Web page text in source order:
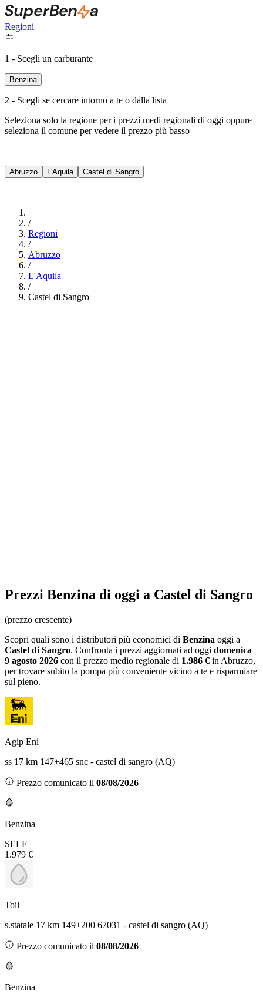
Regioni
1 - Scegli un carburante
Benzina
2 - Scegli se cercare intorno a te o dalla lista
Seleziona solo la regione per i prezzi medi regionali di oggi oppure
seleziona il comune per vedere il prezzo più basso
Abruzzo L'Aquila Castel di Sangro
/
Regioni
/
Abruzzo
/
L'Aquila
/
Castel di Sangro
Prezzi Benzina di oggi a Castel di Sangro
(prezzo crescente)
Scopri quali sono i distributori più economici di Benzina oggi a
Castel di Sangro. Confronta i prezzi aggiornati ad oggi domenica
9 agosto 2026 con il prezzo medio regionale di 1.986 € in Abruzzo,
per trovare subito la pompa più conveniente vicino a te e risparmiare
sul pieno.
Agip Eni
ss 17 km 147+465 snc - castel di sangro (AQ)
Prezzo comunicato il 08/08/2026
Benzina
SELF
1.979 €
Toil
s.statale 17 km 149+200 67031 - castel di sangro (AQ)
Prezzo comunicato il 08/08/2026
Benzina